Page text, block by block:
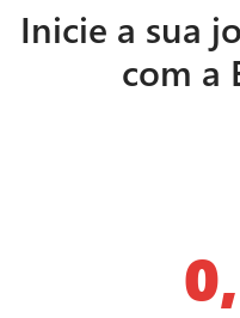
Inicie a sua
com a